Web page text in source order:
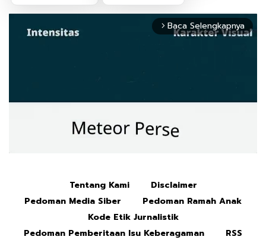
arrow_forward_ios Baca Selengkapnya
Tentang Kami
Disclaimer
Pedoman Media Siber
Pedoman Ramah Anak
Kode Etik Jurnalistik
Pedoman Pemberitaan Isu Keberagaman
RSS